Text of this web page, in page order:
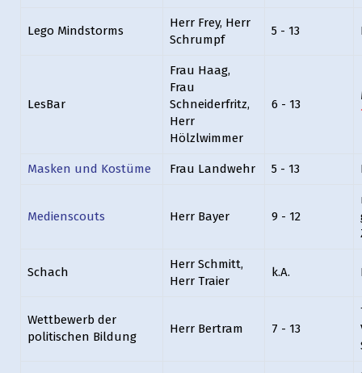
Lego Mindstorms
Herr Frey, Herr
Schrumpf
5 - 13
LesBar
Frau Haag,
Frau
Schneiderfritz,
Herr
Hölzlwimmer
6 - 13
Masken und Kostüme Frau Landwehr 5 - 13
Medienscouts Herr Bayer 9 - 12
Schach
Herr Schmitt,
Herr Traier
k.A.
Wettbewerb der
politischen Bildung
Herr Bertram 7 - 13